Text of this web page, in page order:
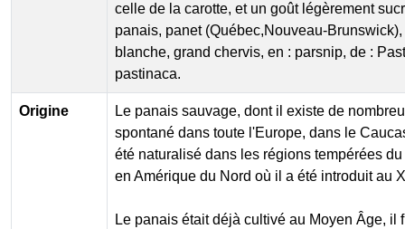
celle de la carotte, et un goût légèrement
panais, panet (Québec,Nouveau-
blanche, grand chervis, en : parsnip, de :
pastinaca.
Origine
Le panais sauvage, dont il existe de
spontané dans toute l'Europe, dans le
été naturalisé dans les régions tempérées
en Amérique du Nord où il a été introduit au
Le panais était déjà cultivé au Moyen Âge, il